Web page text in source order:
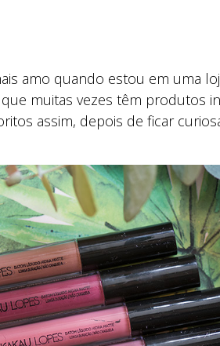
amo quando estou em uma
muitas vezes têm produtos
assim, depois de ficar